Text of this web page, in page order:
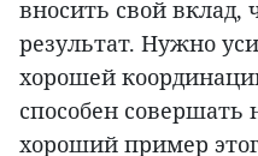
вносить свой вклад,
результат. Нужно
хорошей
способен
хороший пример